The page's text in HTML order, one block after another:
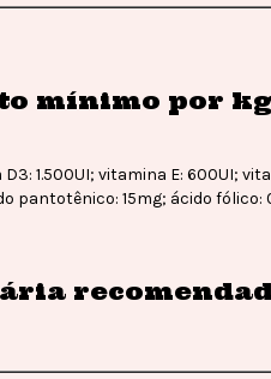
mínimo por kg
1.500UI; vitamina E: 600UI;
pantotênico: 15mg; ácido fólico: